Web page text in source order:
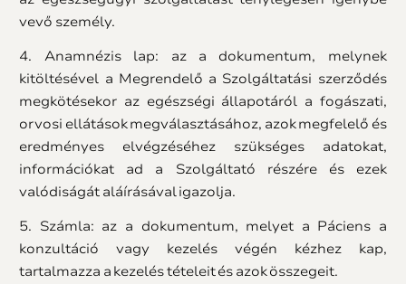
vevő személy.
4. Anamnézis lap: az a dokumentum, melynek
kitöltésével a Megrendelő a Szolgáltatási szerződés
megkötésekor az egészségi állapotáról a fogászati,
orvosi ellátások megválasztásához, azok megfelelő és
eredményes elvégzéséhez szükséges adatokat,
információkat ad a Szolgáltató részére és ezek
valódiságát aláírásával igazolja.
5. Számla: az a dokumentum, melyet a Páciens a
konzultáció vagy kezelés végén kézhez kap,
tartalmazza a kezelés tételeit és azok összegeit.